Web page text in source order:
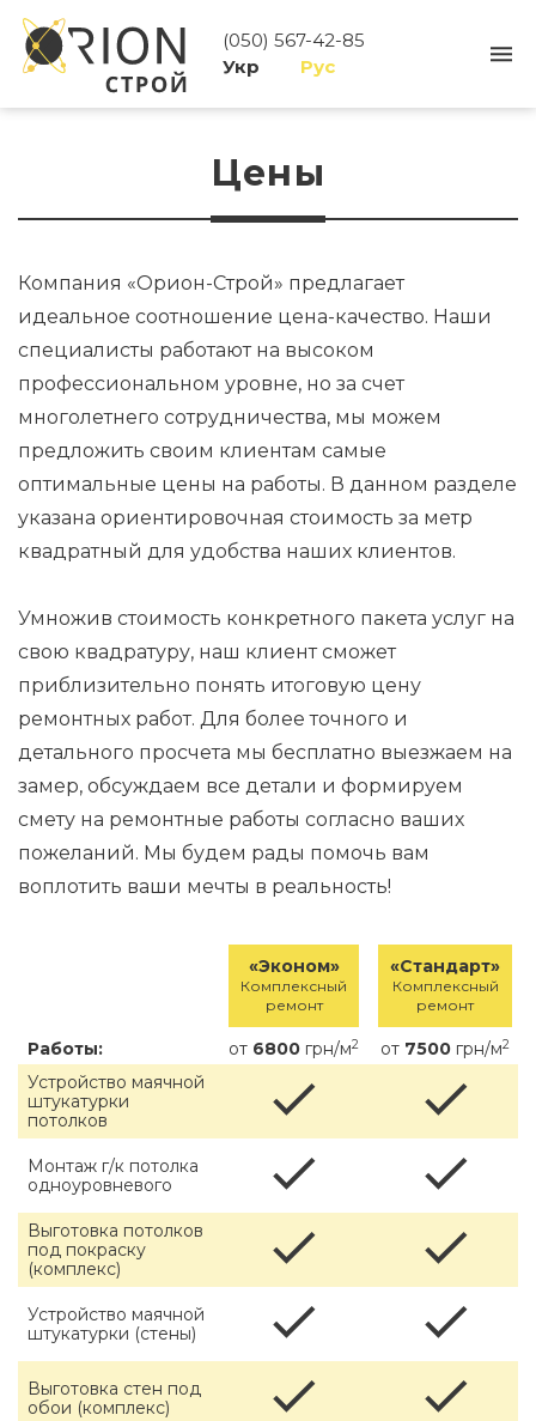
(050) 567-42-85
Укр
Рус
Цены
Компания «Орион-Строй» предлагает
идеальное соотношение цена-качество. Наши
специалисты работают на высоком
профессиональном уровне, но за счет
многолетнего сотрудничества, мы можем
предложить своим клиентам самые
оптимальные цены на работы. В данном разделе
указана ориентировочная стоимость за метр
квадратный для удобства наших клиентов.
Умножив стоимость конкретного пакета услуг на
свою квадратуру, наш клиент сможет
приблизительно понять итоговую цену
ремонтных работ. Для более точного и
детального просчета мы бесплатно выезжаем на
замер, обсуждаем все детали и формируем
смету на ремонтные работы согласно ваших
пожеланий. Мы будем рады помочь вам
воплотить ваши мечты в реальность!
«Эконом»
Комплексный
ремонт
«Стандарт»
Комплексный
ремонт
Работы: от 6800 грн/м2 от 7500 грн/м2
Устройство маячной
штукатурки
потолков
Монтаж г/к потолка
одноуровневого
Выготовка потолков
под покраску
(комплекс)
Устройство маячной
штукатурки (стены)
Выготовка стен под
обои (комплекс)